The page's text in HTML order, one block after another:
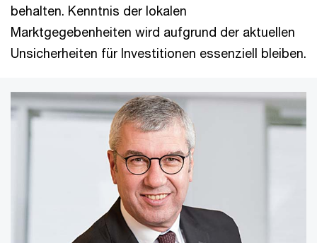
behalten. Kenntnis der lokalen
Marktgegebenheiten wird aufgrund der aktuellen
Unsicherheiten für Investitionen essenziell bleiben.